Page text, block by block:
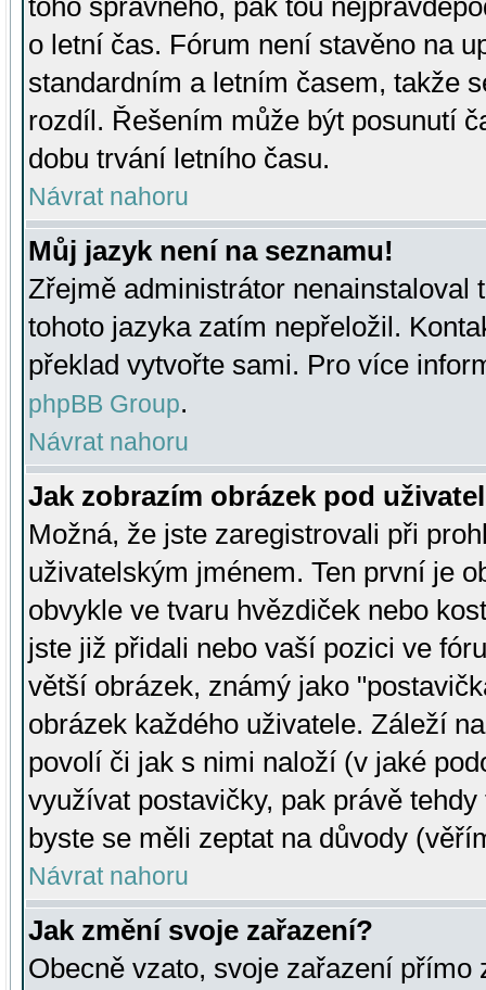
toho správného, pak tou
o letní čas. Fórum není stavěno na
standardním a letním časem, takže
rozdíl. Řešením může být posunutí
dobu trvání letního času.
Návrat nahoru
Můj jazyk není na seznamu!
Zřejmě administrátor nenainstaloval
tohoto jazyka zatím nepřeložil.
překlad vytvořte sami. Pro více
phpBB Group.
Návrat nahoru
Jak zobrazím obrázek pod
Možná, že jste zaregistrovali při
uživatelským jménem. Ten první je
obvykle ve tvaru hvězdiček nebo
jste již přidali nebo vaší pozici ve
větší obrázek, známý jako
obrázek každého uživatele. Záleží
povolí či jak s nimi naloží (v jaké
využívat postavičky, pak právě
byste se měli zeptat na důvody
Návrat nahoru
Jak změní svoje zařazení?
Obecně vzato, svoje zařazení přímo